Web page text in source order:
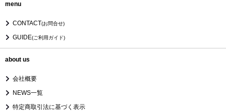
menu
CONTACT(お問合せ)
GUIDE(ご利用ガイド)
about us
会社概要
NEWS一覧
特定商取引法に基づく表示